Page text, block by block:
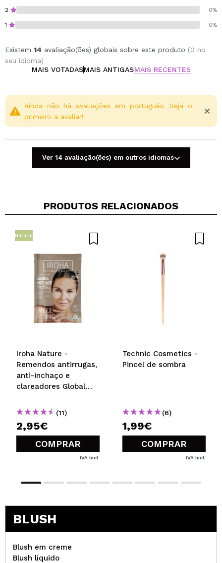
2 0%
1 0%
Existem 14 avaliação(ões) globais sobre este produto (0 no
seu idioma)
MAIS VOTADASMAIS ANTIGASMAIS RECENTES
Compartilhar um vídeo ou uma foto
Ainda não há avaliações em português. Seja o
primeiro a avaliar!
Ver 14 avaliação(ões) em outros idiomas
PRODUTOS RELACIONADOS
Natural
Iroha Nature -
Remendos antirrugas,
anti-inchaço e
clareadores Global
Niacinamida, Cafeína
e Peptídeos
(11)
2,95€
COMPRAR
IVA Incl.
Technic Cosmetics -
Pincel de sombra
(6)
1,99€
COMPRAR
IVA Incl.
BLUSH
Blush em creme
Blush líquido